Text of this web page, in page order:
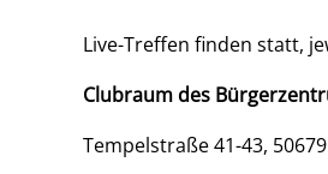
Live-Treffen finden statt,
Clubraum des
Tempelstraße 41-43,